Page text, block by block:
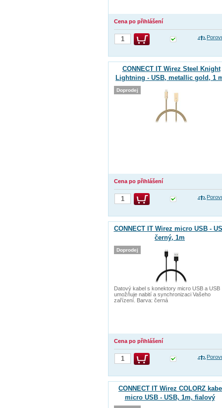
Cena po přihlášení
CONNECT IT Wirez Steel Knight
Lightning - USB, metallic gold, 1
Cena po přihlášení
Doprodej
CONNECT IT Wirez micro USB -
černý, 1m
Datový kabel s konektory micro USB a USB
umožňuje nabití a synchronizaci Vašeho
zařízení. Barva: černá
Cena po přihlášení
Doprodej
CONNECT IT Wirez COLORZ
micro USB - USB, 1m, fialový